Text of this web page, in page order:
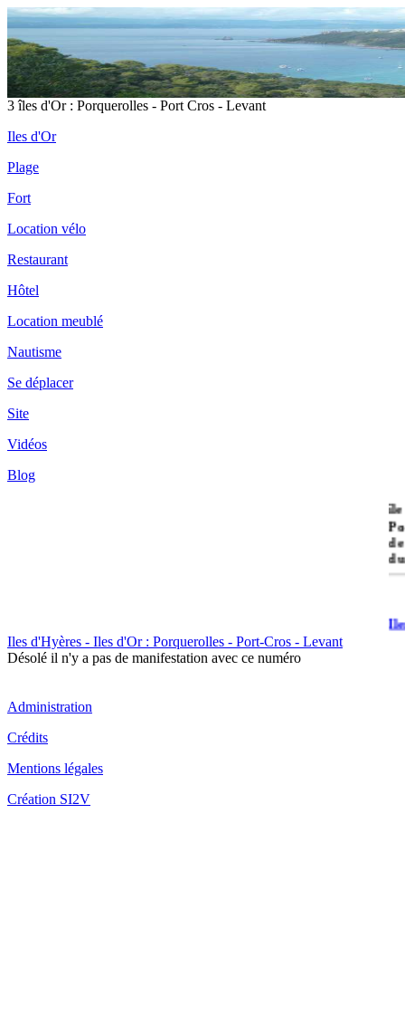
3 îles d'Or : Porquerolles - Port Cros - Levant
Iles d'Or
Plage
Fort
Location vélo
Restaurant
Hôtel
Location meublé
Nautisme
Se déplacer
Site
Vidéos
Blog
île
Iles d'Hyères - Iles d'Or : Porquerolles - Port-Cros - Levant
Désolé il n'y a pas de manifestation avec ce numéro
Administration
Crédits
Mentions légales
Création SI2V